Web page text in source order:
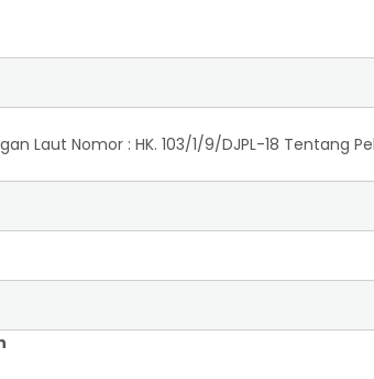
Laut Nomor : HK. 103/1/9/DJPL-18 Tentang